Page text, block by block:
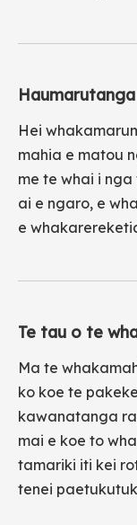
Haumarutanga
Hei
mahia e matou
me te whai i
ai e ngaro, e
e
Te tau o te
Ma te
ko koe te
kawanatanga
mai e koe to
tamariki iti kei
tenei